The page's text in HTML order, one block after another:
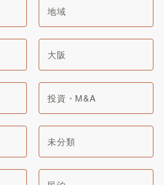
地域
大阪
投資・M&A
未分類